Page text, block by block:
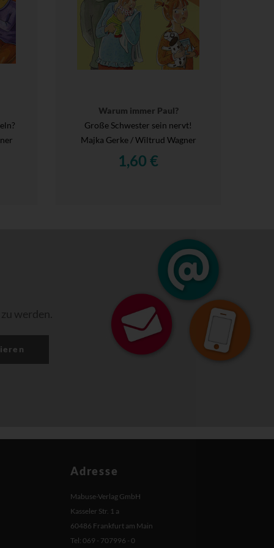
Warum immer Paul?
Große Schwester sein nervt!
Majka Gerke / Wiltrud Wagner
1,60 €
werden.
Adresse
Mabuse-Verlag GmbH
Kasseler Str. 1 a
60486 Frankfurt am Main
Tel: 069 - 707996 - 0